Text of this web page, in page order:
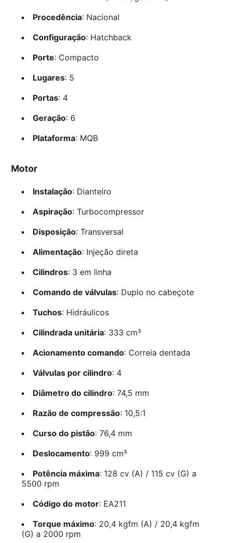
Procedência: Nacional
Configuração: Hatchback
Porte: Compacto
Lugares: 5
Portas: 4
Geração: 6
Plataforma: MQB
Motor
Instalação: Dianteiro
Aspiração: Turbocompressor
Disposição: Transversal
Alimentação: Injeção direta
Cilindros: 3 em linha
Comando de válvulas: Duplo no cabeçote
Tuchos: Hidráulicos
Cilindrada unitária: 333 cm³
Acionamento comando: Correia dentada
Válvulas por cilindro: 4
Diâmetro do cilindro: 74,5 mm
Razão de compressão: 10,5:1
Curso do pistão: 76,4 mm
Deslocamento: 999 cm³
Potência máxima: 128 cv (A) / 115 cv (G) a
5500 rpm
Código do motor: EA211
Torque máximo: 20,4 kgfm (A) / 20,4 kgfm
(G) a 2000 rpm